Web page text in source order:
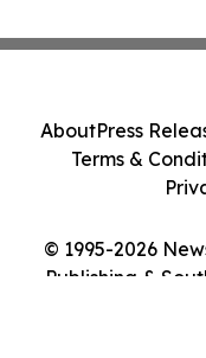
© 1995-2026
Publishing &
AboutPress
Terms &